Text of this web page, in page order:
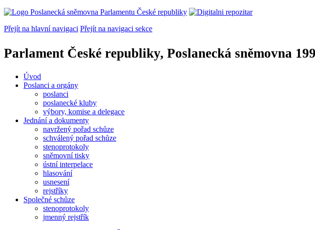
Přejít na hlavní navigaci Přejít na navigaci sekce
Parlament České republiky, Poslanecká sněmovna
Úvod
Poslanci a orgány
poslanci
poslanecké kluby
výbory, komise a delegace
Jednání a dokumenty
navržený pořad schůze
schválený pořad schůze
stenoprotokoly
sněmovní tisky
ústní interpelace
hlasování
usnesení
rejstříky
Společné schůze
stenoprotokoly
jmenný rejstřík